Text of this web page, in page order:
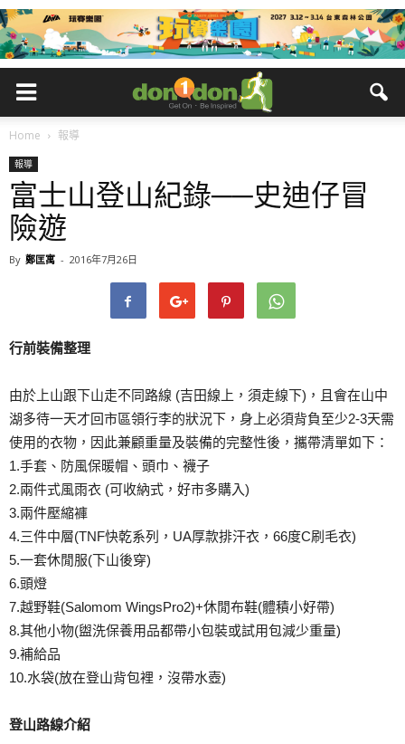
Home 報導
報導
富士山登山紀錄──史迪仔冒
險遊
By 鄭匡寓 - 2016年7月26日
行前裝備整理
由於上山跟下山走不同路線 (吉田線上，須走線下)，且會在山中
湖多待一天才回市區領行李的狀況下，身上必須背負至少2-3天需
使用的衣物，因此兼顧重量及裝備的完整性後，攜帶清單如下：
1.手套、防風保暖帽、頭巾、襪子
2.兩件式風雨衣 (可收納式，好市多購入)
3.兩件壓縮褲
4.三件中層(TNF快乾系列，UA厚款排汗衣，66度C刷毛衣)
5.一套休閒服(下山後穿)
6.頭燈
7.越野鞋(Salomom WingsPro2)+休閒布鞋(體積小好帶)
8.其他小物(盥洗保養用品都帶小包裝或試用包減少重量)
9.補給品
10.水袋(放在登山背包裡，沒帶水壺)
登山路線介紹